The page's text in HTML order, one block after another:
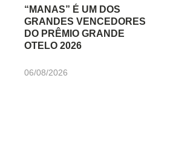
“MANAS” É UM DOS
GRANDES VENCEDORES
DO PRÊMIO GRANDE
OTELO 2026
06/08/2026